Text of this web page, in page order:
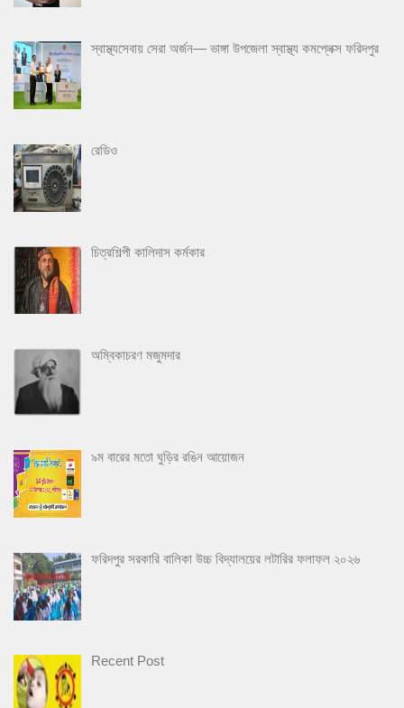
স্বাস্থ্যসেবায় সেরা অর্জন— ভাঙ্গা উপজেলা স্বাস্থ্য কমপ্লেক্স ফরিদপুর
রেডিও
চিত্রশিল্পী কালিদাস কর্মকার
অম্বিকাচরণ মজুমদার
৯ম বারের মতো ঘুড়ির রঙিন আয়োজন
ফরিদপুর সরকারি বালিকা উচ্চ বিদ্যালয়ের লটারির ফলাফল ২০২৬
Recent Post